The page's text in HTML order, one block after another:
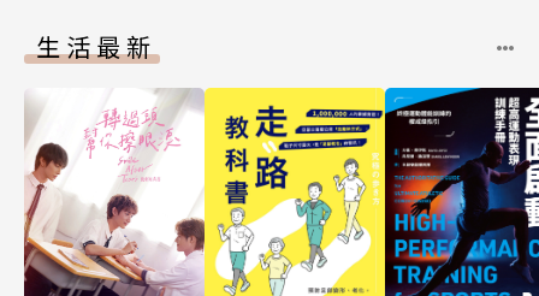
生活最新